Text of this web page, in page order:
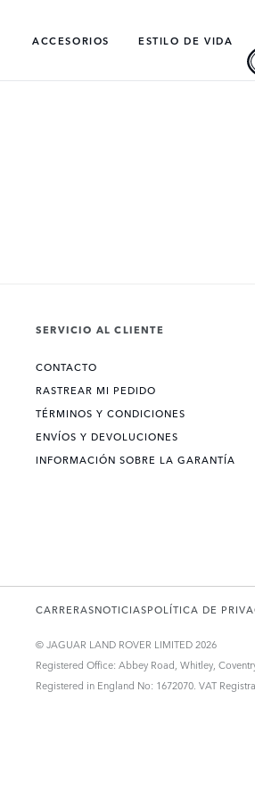
ACCESORIOS
ESTILO DE VIDA​
SERVICIO AL CLIENTE
CONTACTO
RASTREAR MI PEDIDO
TÉRMINOS Y CONDICIONES
ENVÍOS Y DEVOLUCIONES
INFORMACIÓN SOBRE LA GARANTÍA
CARRERASNOTICIASPOLÍTICA DE
© JAGUAR LAND ROVER LIMITED 2026
Registered Office: Abbey Road, Whitley,
Registered in England No: 1672070. VAT